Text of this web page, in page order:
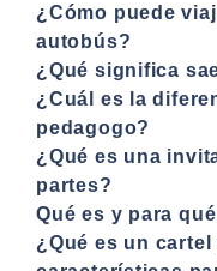
¿Cómo puede
autobús?
¿Qué significa
¿Cuál es la
pedagogo?
¿Qué es una
partes?
Qué es y para
¿Qué es un